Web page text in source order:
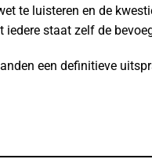
te luisteren en de
iedere staat zelf de
een definitieve